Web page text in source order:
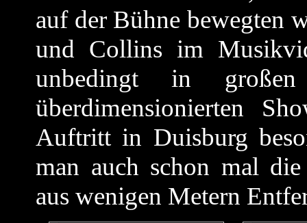
auf der Bühne bewegten
und Collins im
unbedingt in
überdimensionierten
Auftritt in Duisburg
man auch schon mal
aus wenigen Metern